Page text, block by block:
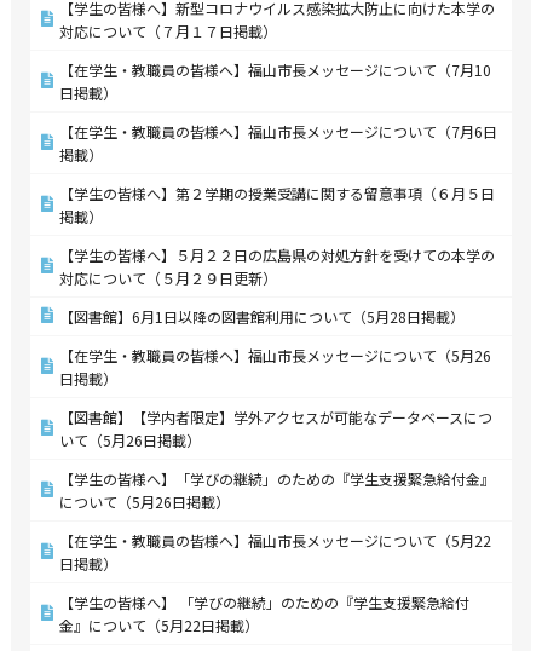
【学生の皆様へ】新型コロナウイルス感染拡大防止に向けた本学の
対応について（７月１７日掲載）
【在学生・教職員の皆様へ】福山市長メッセージについて（7月10
日掲載）
【在学生・教職員の皆様へ】福山市長メッセージについて（7月6日
掲載）
【学生の皆様へ】第２学期の授業受講に関する留意事項（６月５日
掲載）
【学生の皆様へ】５月２２日の広島県の対処方針を受けての本学の
対応について（５月２９日更新）
【図書館】6月1日以降の図書館利用について（5月28日掲載）
【在学生・教職員の皆様へ】福山市長メッセージについて（5月26
日掲載）
【図書館】【学内者限定】学外アクセスが可能なデータベースにつ
いて（5月26日掲載）
【学生の皆様へ】「学びの継続」のための『学生支援緊急給付金』
について（5月26日掲載）
【在学生・教職員の皆様へ】福山市長メッセージについて（5月22
日掲載）
【学生の皆様へ】 「学びの継続」のための『学生支援緊急給付
金』について（5月22日掲載）